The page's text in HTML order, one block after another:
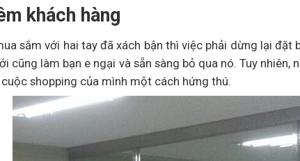
khách hàng
sắm với hai tay đã xách bận thì việc phải dừng lại
cũng làm bạn e ngại và sẵn sàng bỏ qua nó. Tuy
shopping của mình một cách hứng thú.